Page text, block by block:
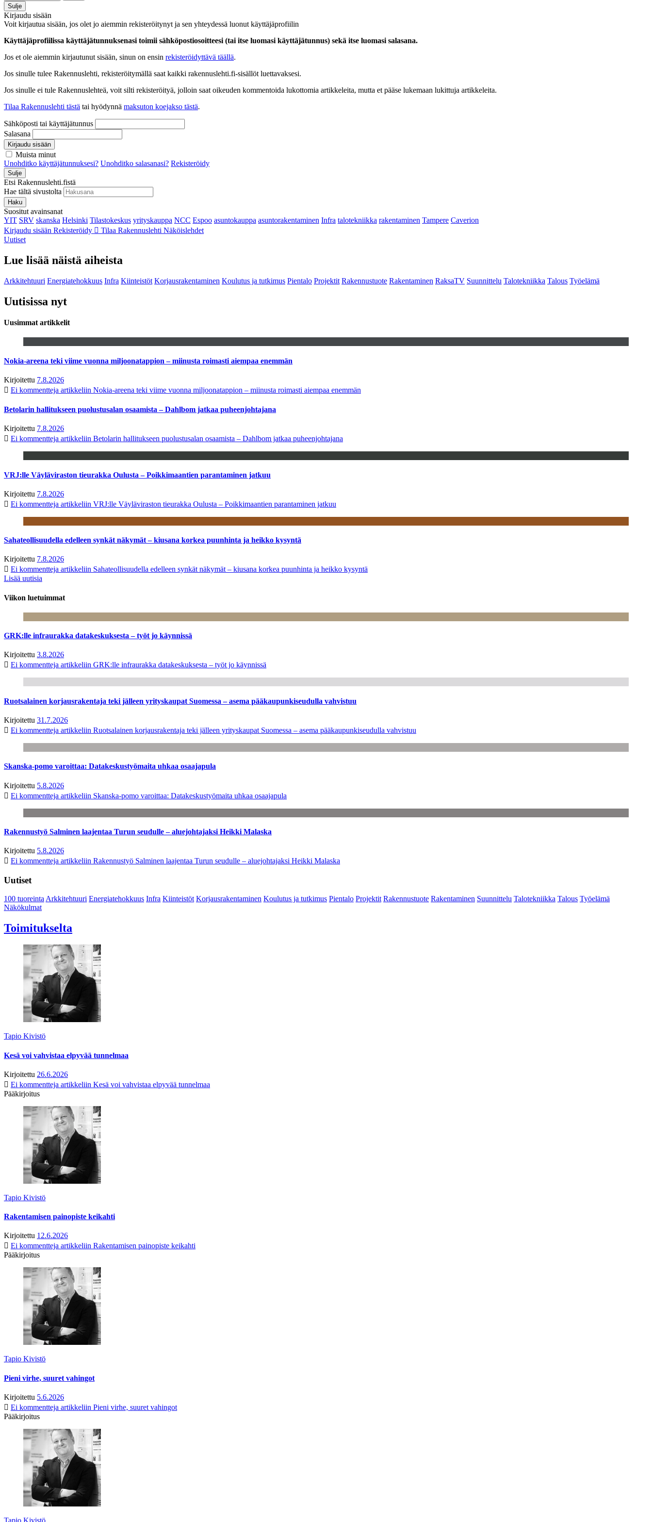
Sulje
Kirjaudu sisään
Voit kirjautua sisään, jos olet jo aiemmin rekisteröitynyt ja sen yhteydessä luonut käyttäjäprofiilin
Käyttäjäprofiilissa käyttäjätunnuksenasi toimii sähköpostiosoitteesi (tai itse luomasi käyttäjätunnus) sekä itse luomasi salasana.
Jos et ole aiemmin kirjautunut sisään, sinun on ensin rekisteröidyttävä täällä.
Jos sinulle tulee Rakennuslehti, rekisteröitymällä saat kaikki rakennuslehti.fi-sisällöt luettavaksesi.
Jos sinulle ei tule Rakennuslehteä, voit silti rekisteröityä, jolloin saat oikeuden kommentoida lukottomia artikkeleita, mutta et pääse lukemaan lukittuja artikkeleita.
Tilaa Rakennuslehti tästä tai hyödynnä maksuton koejakso tästä.
Sähköposti tai käyttäjätunnus
Salasana
Kirjaudu sisään
Muista minut
Unohditko käyttäjätunnuksesi? Unohditko salasanasi? Rekisteröidy
Sulje
Etsi Rakennuslehti.fistä
Hae tältä sivustolta
Haku
Suositut avainsanat
YIT SRV skanska Helsinki Tilastokeskus yrityskauppa NCC Espoo asuntokauppa asuntorakentaminen Infra talotekniikka rakentaminen Tampere Caverion
Kirjaudu sisään Rekisteröidy Tilaa Rakennuslehti Näköislehdet
Uutiset
Lue lisää näistä aiheista
Arkkitehtuuri Energiatehokkuus Infra Kiinteistöt Korjausrakentaminen Koulutus ja tutkimus Pientalo Projektit Rakennustuote Rakentaminen RaksaTV Suunnittelu Talotekniikka Talous Työelämä
Uutisissa nyt
Uusimmat artikkelit
Nokia-areena teki viime vuonna miljoonatappion – miinusta roimasti aiempaa enemmän
Kirjoitettu 7.8.2026
Ei kommentteja artikkeliin Nokia-areena teki viime vuonna miljoonatappion – miinusta roimasti aiempaa enemmän
Betolarin hallitukseen puolustusalan osaamista – Dahlbom jatkaa puheenjohtajana
Kirjoitettu 7.8.2026
Ei kommentteja artikkeliin Betolarin hallitukseen puolustusalan osaamista – Dahlbom jatkaa puheenjohtajana
VRJ:lle Väyläviraston tieurakka Oulusta – Poikkimaantien parantaminen jatkuu
Kirjoitettu 7.8.2026
Ei kommentteja artikkeliin VRJ:lle Väyläviraston tieurakka Oulusta – Poikkimaantien parantaminen jatkuu
Sahateollisuudella edelleen synkät näkymät – kiusana korkea puunhinta ja heikko kysyntä
Kirjoitettu 7.8.2026
Ei kommentteja artikkeliin Sahateollisuudella edelleen synkät näkymät – kiusana korkea puunhinta ja heikko kysyntä
Lisää uutisia
Viikon luetuimmat
GRK:lle infraurakka datakeskuksesta – työt jo käynnissä
Kirjoitettu 3.8.2026
Ei kommentteja artikkeliin GRK:lle infraurakka datakeskuksesta – työt jo käynnissä
Ruotsalainen korjausrakentaja teki jälleen yrityskaupat Suomessa – asema pääkaupunkiseudulla vahvistuu
Kirjoitettu 31.7.2026
Ei kommentteja artikkeliin Ruotsalainen korjausrakentaja teki jälleen yrityskaupat Suomessa – asema pääkaupunkiseudulla vahvistuu
Skanska-pomo varoittaa: Datakeskustyömaita uhkaa osaajapula
Kirjoitettu 5.8.2026
Ei kommentteja artikkeliin Skanska-pomo varoittaa: Datakeskustyömaita uhkaa osaajapula
Rakennustyö Salminen laajentaa Turun seudulle – aluejohtajaksi Heikki Malaska
Kirjoitettu 5.8.2026
Ei kommentteja artikkeliin Rakennustyö Salminen laajentaa Turun seudulle – aluejohtajaksi Heikki Malaska
Uutiset
100 tuoreintaArkkitehtuuri Energiatehokkuus Infra Kiinteistöt Korjausrakentaminen Koulutus ja tutkimus Pientalo Projektit Rakennustuote Rakentaminen Suunnittelu Talotekniikka Talous Työelämä
Näkökulmat
Toimitukselta
Tapio Kivistö
Kesä voi vahvistaa elpyvää tunnelmaa
Kirjoitettu 26.6.2026
Ei kommentteja artikkeliin Kesä voi vahvistaa elpyvää tunnelmaa
Pääkirjoitus
Tapio Kivistö
Rakentamisen painopiste keikahti
Kirjoitettu 12.6.2026
Ei kommentteja artikkeliin Rakentamisen painopiste keikahti
Pääkirjoitus
Tapio Kivistö
Pieni virhe, suuret vahingot
Kirjoitettu 5.6.2026
Ei kommentteja artikkeliin Pieni virhe, suuret vahingot
Pääkirjoitus
Tapio Kivistö